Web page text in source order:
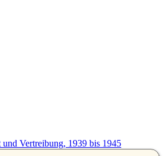
Vertreibung, 1939 bis 1945